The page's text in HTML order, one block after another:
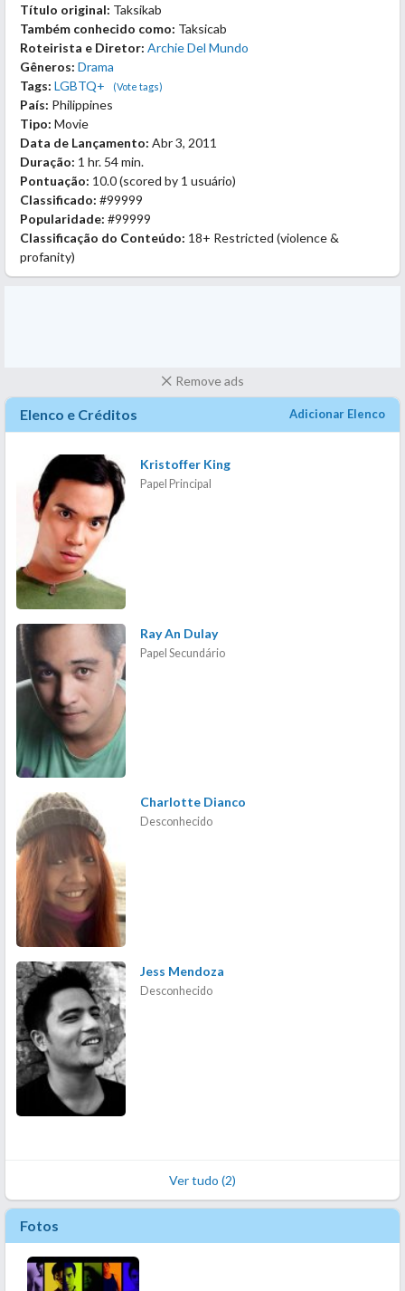
Título original: Taksikab
Também conhecido como: Taksicab
Roteirista e Diretor: Archie Del Mundo
Gêneros: Drama
Tags: LGBTQ+ (Vote tags)
País: Philippines
Tipo: Movie
Data de Lançamento: Abr 3, 2011
Duração: 1 hr. 54 min.
Pontuação: 10.0(scored by 1 usuário)
Classificado: #99999
Popularidade: #99999
Classificação do Conteúdo: 18+ Restricted (violence &
profanity)
Remove ads
Elenco e Créditos Adicionar Elenco
Kristoffer King
Papel Principal
Ray An Dulay
Papel Secundário
Charlotte Dianco
Desconhecido
Jess Mendoza
Desconhecido
Ver tudo (2)
Fotos